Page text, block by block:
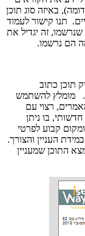
באיזה סוג תוכן
תנו קישור לעמוד
שנרשמו, זה יגדיל את
הם נרשמו.
תוכן כתוב
מומלץ להשתמש
רצוי עם
בו ניתן
קבוע לפרטי
העניין והצורך.
התוכן שמעניין